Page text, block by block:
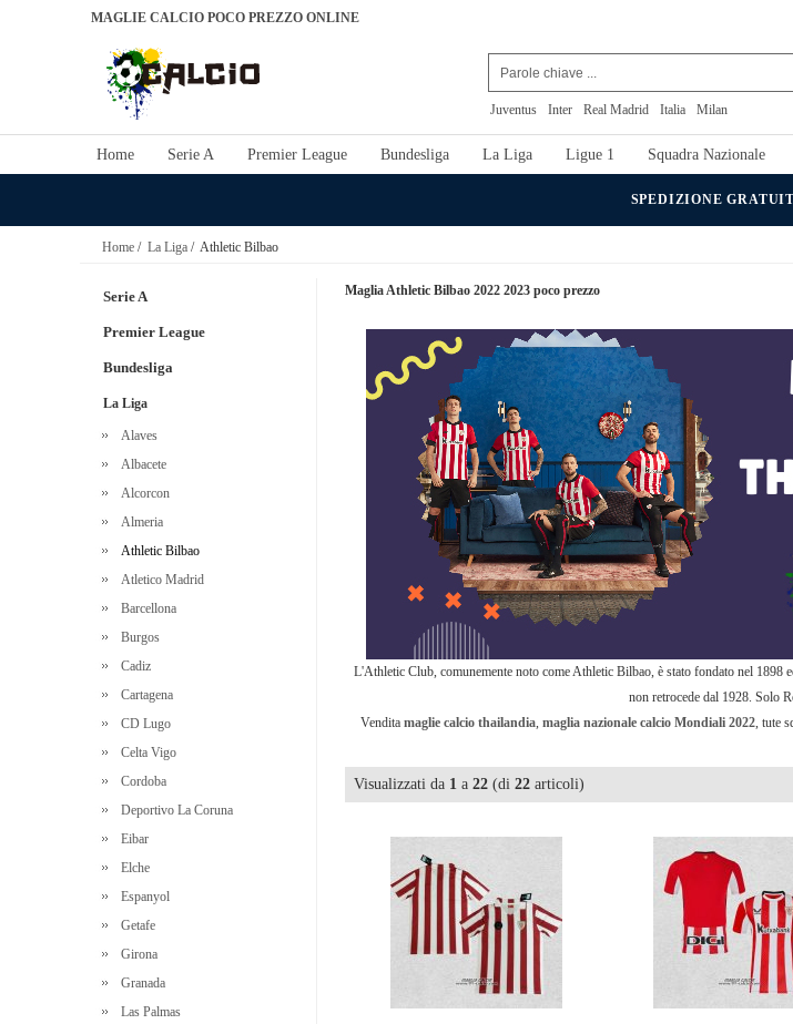
MAGLIE CALCIO POCO PREZZO ONLINE
Juventus Inter Real Madrid Italia Milan
Home Serie A Premier League Bundesliga La Liga Ligue 1 Squadra Nazionale
SPEDIZIONE
Home / La Liga / Athletic Bilbao
Serie A
Premier League
Bundesliga
La Liga
Alaves
Albacete
Alcorcon
Almeria
Athletic Bilbao
Atletico Madrid
Barcellona
Burgos
Cadiz
Cartagena
CD Lugo
Celta Vigo
Cordoba
Deportivo La Coruna
Eibar
Elche
Espanyol
Getafe
Girona
Granada
Las Palmas
Maglia Athletic Bilbao 2022 2023 poco prezzo
L'Athletic Club, comunemente noto come Athletic Bilbao, è stato fondato nel 1898
non retrocede dal 1928. Solo
Vendita maglie calcio thailandia, maglia nazionale calcio Mondiali 2022, tute
Visualizzati da 1 a 22 (di 22 articoli)